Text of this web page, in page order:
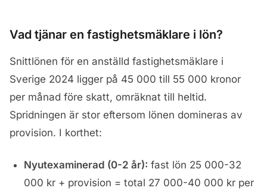
Vad tjänar en fastighetsmäklare i lön?
Snittlönen för en anställd fastighetsmäklare i
Sverige 2024 ligger på 45 000 till 55 000 kronor
per månad före skatt, omräknat till heltid.
Spridningen är stor eftersom lönen domineras av
provision. I korthet:
Nyutexaminerad (0-2 år): fast lön 25 000-32
000 kr + provision = total 27 000-40 000 kr per